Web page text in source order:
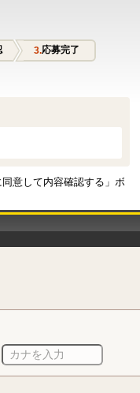
応募完了
意して内容確認する」ボ